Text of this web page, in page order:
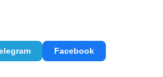
Facebook